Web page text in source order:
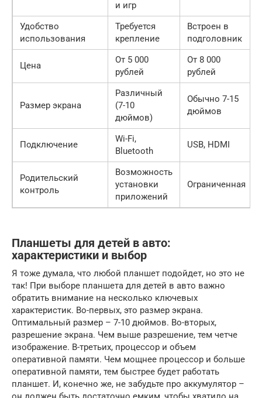
и игр
Удобство
использования
Требуется
крепление
Встроен в
подголовник
Цена
От 5 000
рублей
От 8 000
рублей
Размер экрана
Различный
(7-10
дюймов)
Обычно 7-15
дюймов
Подключение
Wi-Fi,
Bluetooth
USB, HDMI
Родительский
контроль
Возможность
установки
приложений
Ограниченная
Планшеты для детей в авто:
характеристики и выбор
Я тоже думала, что любой планшет подойдет, но это не
так! При выборе планшета для детей в авто важно
обратить внимание на несколько ключевых
характеристик. Во-первых, это размер экрана.
Оптимальный размер – 7-10 дюймов. Во-вторых,
разрешение экрана. Чем выше разрешение, тем четче
изображение. В-третьих, процессор и объем
оперативной памяти. Чем мощнее процессор и больше
оперативной памяти, тем быстрее будет работать
планшет. И, конечно же, не забудьте про аккумулятор –